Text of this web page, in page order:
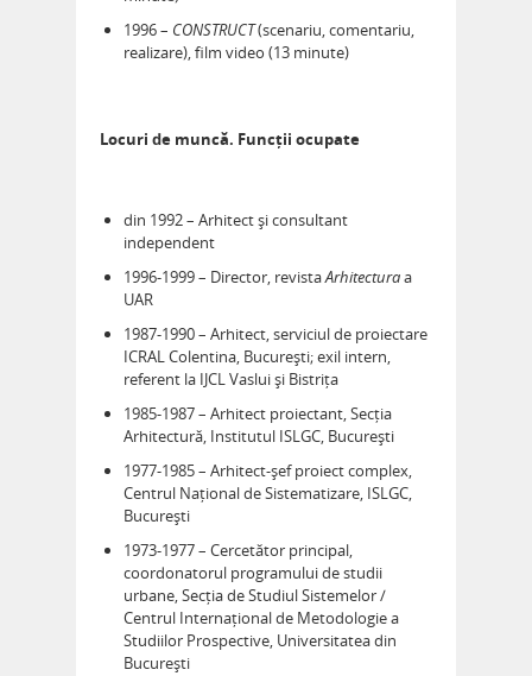
1996 – CONSTRUCT(scenariu, comentariu,
realizare), film video (13 minute)
Locuri de muncă. Funcții ocupate
din 1992 – Arhitect și consultant
independent
1996-1999 – Director, revistaArhitecturaa
UAR
1987-1990 – Arhitect, serviciul de proiectare
ICRAL Colentina, București; exil intern,
referent la IJCL Vaslui și Bistrița
1985-1987 – Arhitect proiectant, Secția
Arhitectură, Institutul ISLGC, București
1977-1985 – Arhitect-șef proiect complex,
Centrul Național de Sistematizare, ISLGC,
București
1973-1977 – Cercetător principal,
coordonatorul programului de studii
urbane, Secția de Studiul Sistemelor /
Centrul Internațional de Metodologie a
Studiilor Prospective, Universitatea din
București